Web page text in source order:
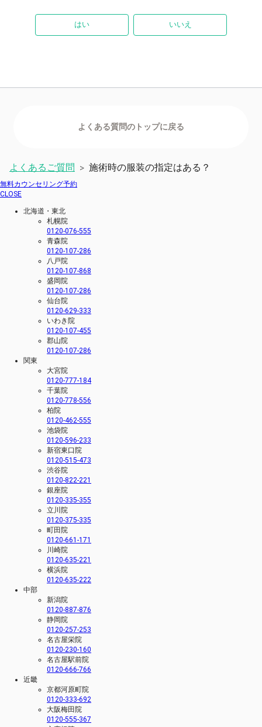
はい いいえ
よくあるご質問 > 施術時の服装の指定はある？
無料カウンセリング予約
CLOSE
北海道・東北
札幌院
0120-076-555
青森院
0120-107-286
八戸院
0120-107-868
盛岡院
0120-107-286
仙台院
0120-629-333
いわき院
0120-107-455
郡山院
0120-107-286
関東
大宮院
0120-777-184
千葉院
0120-778-556
柏院
0120-462-555
池袋院
0120-596-233
新宿東口院
0120-515-473
渋谷院
0120-822-221
銀座院
0120-335-355
立川院
0120-375-335
町田院
0120-661-171
川崎院
0120-635-221
横浜院
0120-635-222
中部
新潟院
0120-887-876
静岡院
0120-257-253
名古屋栄院
0120-230-160
名古屋駅前院
0120-666-766
近畿
京都河原町院
0120-333-692
大阪梅田院
0120-555-367